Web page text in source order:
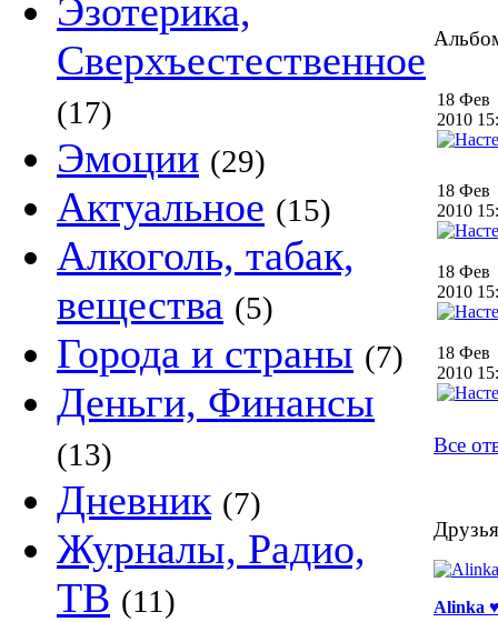
Эзотерика,
Сверхъестественное
(17)
Эмоции (29)
Актуальное (15)
Алкоголь, табак,
вещества (5)
Города и страны (7)
Деньги, Финансы
(13)
Дневник (7)
Журналы, Радио,
ТВ (11)
18 Фев
2010
18 Фев
2010
18 Фев
2010
18 Фев
2010
Все
Alinka